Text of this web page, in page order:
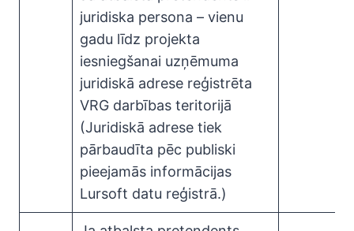
juridiska persona – vienu
gadu līdz projekta
iesniegšanai uzņēmuma
juridiskā adrese reģistrēta
VRG darbības teritorijā
(Juridiskā adrese tiek
pārbaudīta pēc publiski
pieejamās informācijas
Lursoft datu reģistrā.)